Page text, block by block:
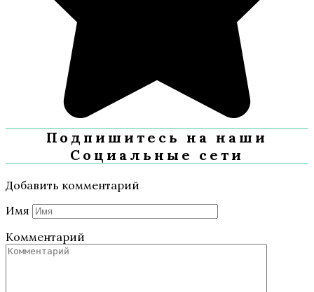
Подпишитесь на наши
Социальные сети
Добавить комментарий
Имя
Комментарий